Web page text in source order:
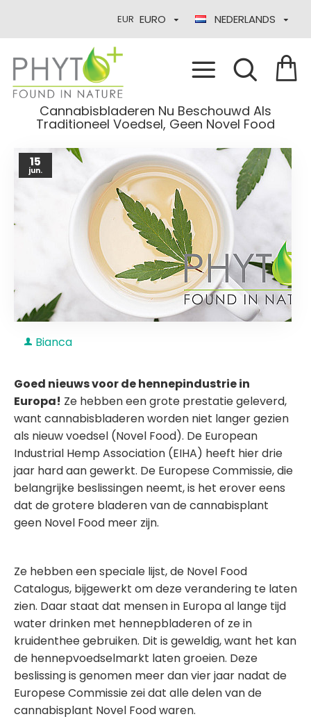
EUR EURO NEDERLANDS
Cannabisbladeren Nu Beschouwd Als
Traditioneel Voedsel, Geen Novel Food
15
jun.
Bianca
Goed nieuws voor de hennepindustrie in
Europa! Ze hebben een grote prestatie geleverd,
want cannabisbladeren worden niet langer gezien
als nieuw voedsel (Novel Food). De European
Industrial Hemp Association (EIHA) heeft hier drie
jaar hard aan gewerkt. De Europese Commissie, die
belangrijke beslissingen neemt, is het erover eens
dat de grotere bladeren van de cannabisplant
geen Novel Food meer zijn.
Ze hebben een speciale lijst, de Novel Food
Catalogus, bijgewerkt om deze verandering te laten
zien. Daar staat dat mensen in Europa al lange tijd
water drinken met hennepbladeren of ze in
kruidenthee gebruiken. Dit is geweldig, want het kan
de hennepvoedselmarkt laten groeien. Deze
beslissing is genomen meer dan vier jaar nadat de
Europese Commissie zei dat alle delen van de
cannabisplant Novel Food waren.